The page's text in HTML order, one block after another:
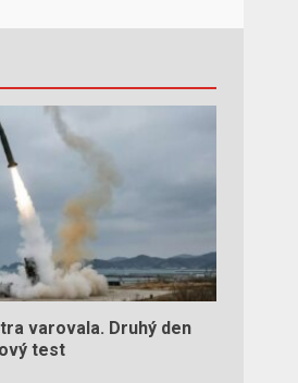
varovala. Druhý den
test